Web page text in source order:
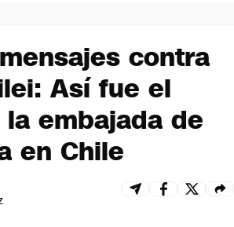
contra
Así fue el
embajada de
en Chile